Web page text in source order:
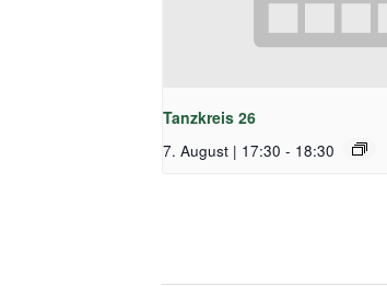
Tanzkreis 26
7. August | 17:30 - 18:30